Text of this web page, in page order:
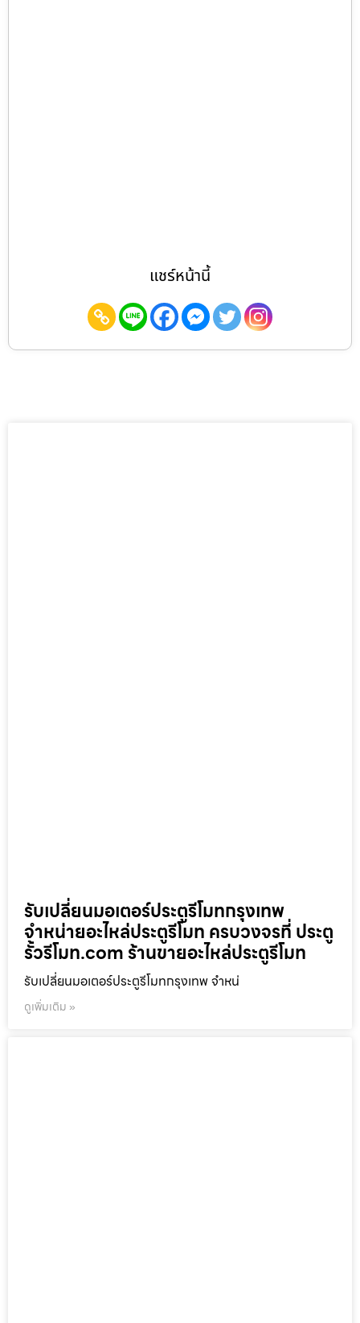
แชร์หน้านี้
รับเปลี่ยนมอเตอร์ประตูรีโมทกรุงเทพ
จำหน่ายอะไหล่ประตูรีโมท ครบวงจรที่ ประตู
รั้วรีโมท.com ร้านขายอะไหล่ประตูรีโมท
รับเปลี่ยนมอเตอร์ประตูรีโมทกรุงเทพ จำหน่
ดูเพิ่มเติม »